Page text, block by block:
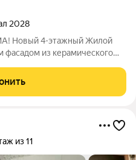
2028
Новый 4-этажный Жилой
из керамического
планировками,
из 11